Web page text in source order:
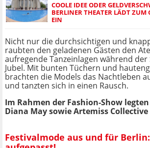
COOLE IDEE ODER
BERLINER THEATER LÄDT ZUM
EIN
Nicht nur die durchsichtigen und
raubten den geladenen Gästen den
aufregende Tanzeinlagen während
Jubel. Mit bunten Tüchern und
brachten die Models das Nachtleben
und tanzten sich in einen Rausch.
Im Rahmen der Fashion-Show
Diana May sowie Artemiss
Festivalmode aus und für